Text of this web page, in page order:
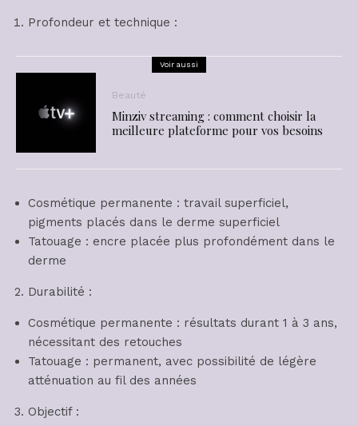
Profondeur et technique :
Voir aussi
Beauté
Minziv streaming : comment choisir la
meilleure plateforme pour vos besoins
Cosmétique permanente : travail superficiel,
pigments placés dans le derme superficiel
Tatouage : encre placée plus profondément dans le
derme
Durabilité :
Cosmétique permanente : résultats durant 1 à 3 ans,
nécessitant des retouches
Tatouage : permanent, avec possibilité de légère
atténuation au fil des années
Objectif :